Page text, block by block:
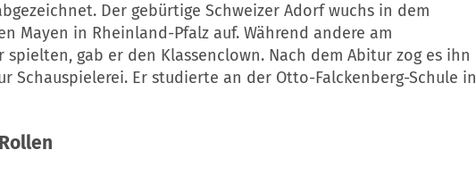
Der gebürtige Schweizer Adorf wuchs in dem
Mayen in Rheinland-Pfalz auf. Während andere am
spielten, gab er den Klassenclown. Nach dem Abitur zog es ihn
Schauspielerei. Er studierte an der Otto-Falckenberg-Schule in